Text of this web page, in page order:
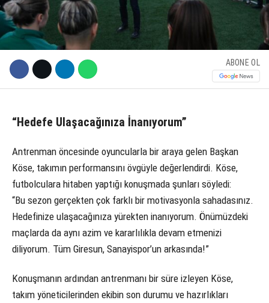
Youtube
ABONE OL
“Hedefe Ulaşacağınıza İnanıyorum”
Antrenman öncesinde oyuncularla bir araya gelen Başkan
Köse, takımın performansını övgüyle değerlendirdi. Köse,
futbolculara hitaben yaptığı konuşmada şunları söyledi:
“Bu sezon gerçekten çok farklı bir motivasyonla sahadasınız.
Hedefinize ulaşacağınıza yürekten inanıyorum. Önümüzdeki
maçlarda da aynı azim ve kararlılıkla devam etmenizi
diliyorum. Tüm Giresun, Sanayispor’un arkasında!”
Konuşmanın ardından antrenmanı bir süre izleyen Köse,
takım yöneticilerinden ekibin son durumu ve hazırlıkları